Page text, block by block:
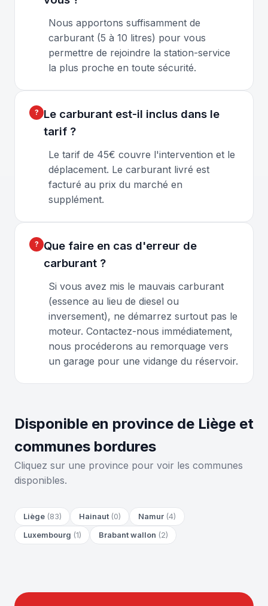
Nous apportons suffisamment de
carburant (5 à 10 litres) pour vous
permettre de rejoindre la station-service
la plus proche en toute sécurité.
Le carburant est-il inclus dans le
tarif ?
Le tarif de 45€ couvre l'intervention et le
déplacement. Le carburant livré est
facturé au prix du marché en
supplément.
Que faire en cas d'erreur de
carburant ?
Si vous avez mis le mauvais carburant
(essence au lieu de diesel ou
inversement), ne démarrez surtout pas le
moteur. Contactez-nous immédiatement,
nous procéderons au remorquage vers
un garage pour une vidange du réservoir.
Disponible en province de Liège et
communes bordures
Cliquez sur une province pour voir les communes
disponibles.
Liège (83) Hainaut (0) Namur (4)
Luxembourg (1) Brabant wallon (2)